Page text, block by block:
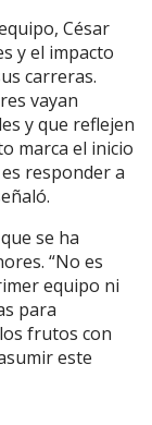
César
y el impacto
carreras.
vayan
y que reflejen
marca el inicio
responder a
se ha
“No es
equipo ni
para
frutos con
este